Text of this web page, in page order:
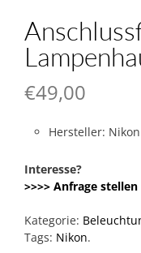
€49,00
Hersteller: Nikon
Interesse?
>>>> Anfrage stellen
Kategorie:
Tags: Nikon.